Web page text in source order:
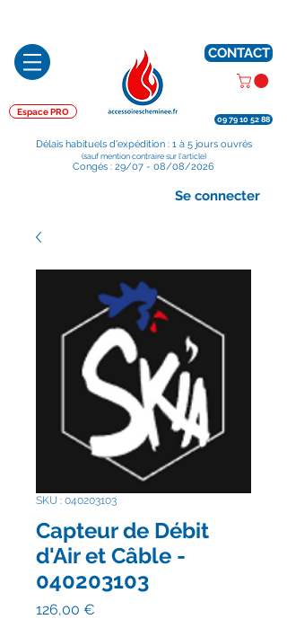
Espace PRO
CONTACT
09 79 10 52 88
Délais habituels d'expédition : 1 à 5 jours ouvrés
(sauf mention contraire sur l'article)
Congés : 29/07 - 08/08/2026
Se connecter
SKU : 040203103
Capteur de Débit
d'Air et Câble -
040203103
126,00 €